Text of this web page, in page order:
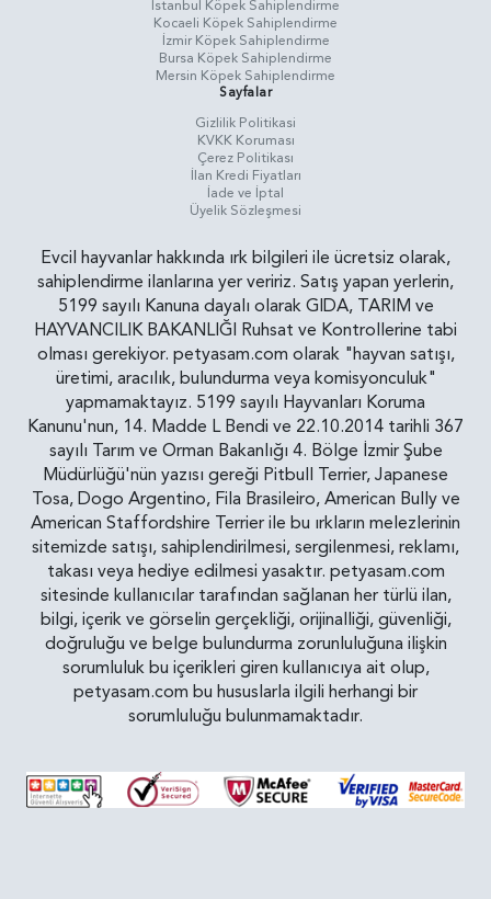
İstanbul Köpek Sahiplendirme
Kocaeli Köpek Sahiplendirme
İzmir Köpek Sahiplendirme
Bursa Köpek Sahiplendirme
Mersin Köpek Sahiplendirme
Sayfalar
Gizlilik Politikasi
KVKK Koruması
Çerez Politikası
İlan Kredi Fiyatları
İade ve İptal
Üyelik Sözleşmesi
Evcil hayvanlar hakkında ırk bilgileri ile ücretsiz olarak,
sahiplendirme ilanlarına yer veririz. Satış yapan yerlerin,
5199 sayılı Kanuna dayalı olarak GIDA, TARIM ve
HAYVANCILIK BAKANLIĞI Ruhsat ve Kontrollerine tabi
olması gerekiyor. petyasam.com olarak "hayvan satışı,
üretimi, aracılık, bulundurma veya komisyonculuk"
yapmamaktayız. 5199 sayılı Hayvanları Koruma
Kanunu'nun, 14. Madde L Bendi ve 22.10.2014 tarihli 367
sayılı Tarım ve Orman Bakanlığı 4. Bölge İzmir Şube
Müdürlüğü'nün yazısı gereği Pitbull Terrier, Japanese
Tosa, Dogo Argentino, Fila Brasileiro, American Bully ve
American Staffordshire Terrier ile bu ırkların melezlerinin
sitemizde satışı, sahiplendirilmesi, sergilenmesi, reklamı,
takası veya hediye edilmesi yasaktır. petyasam.com
sitesinde kullanıcılar tarafından sağlanan her türlü ilan,
bilgi, içerik ve görselin gerçekliği, orijinalliği, güvenliği,
doğruluğu ve belge bulundurma zorunluluğuna ilişkin
sorumluluk bu içerikleri giren kullanıcıya ait olup,
petyasam.com bu hususlarla ilgili herhangi bir
sorumluluğu bulunmamaktadır.